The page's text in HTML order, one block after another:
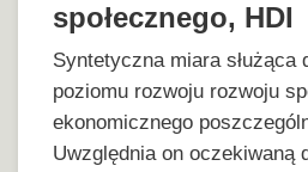
społecznego, HDI
Syntetyczna miara służąca
poziomu rozwoju rozwoju
ekonomicznego
Uwzględnia on oczekiwaną